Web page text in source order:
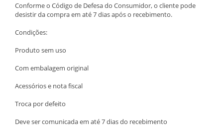
Conforme o Código de Defesa do Consumidor, o cliente pode
desistir da compra em até 7 dias após o recebimento.
Condições:
Produto sem uso
Com embalagem original
Acessórios e nota fiscal
Troca por defeito
Deve ser comunicada em até 7 dias do recebimento